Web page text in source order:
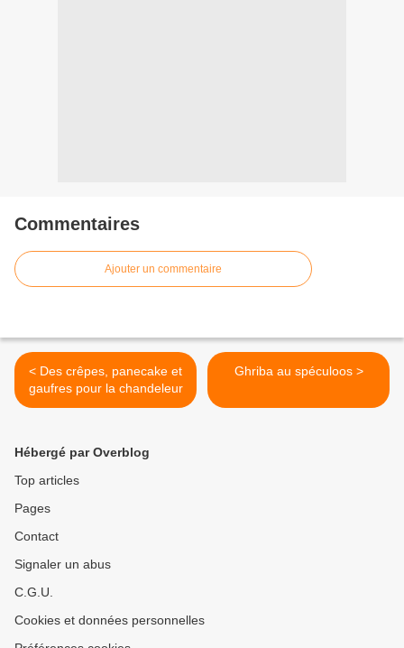
Commentaires
Ajouter un commentaire
< Des crêpes, panecake et
gaufres pour la chandeleur
Ghriba au spéculoos >
Hébergé par Overblog
Top articles
Pages
Contact
Signaler un abus
C.G.U.
Cookies et données personnelles